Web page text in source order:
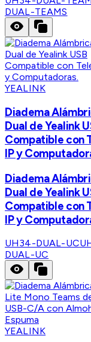
DUAL-TEAMS
YEALINK
Diadema
Dual de Yealink
Compatible con
IP y
Diadema
Dual de Yealink
Compatible con
IP y
UH34-DUAL-UC
DUAL-UC
YEALINK